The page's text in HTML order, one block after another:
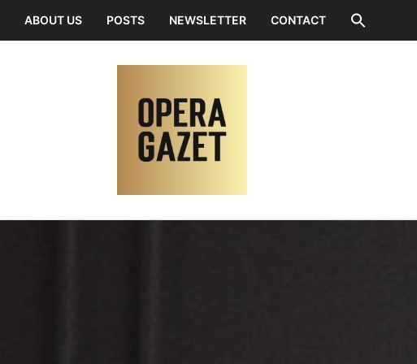
ABOUT US POSTS NEWSLETTER CONTACT